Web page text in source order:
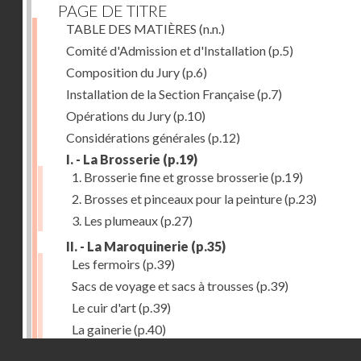
PAGE DE TITRE
TABLE DES MATIÈRES (n.n.)
Comité d'Admission et d'Installation(p.5)
Composition du Jury(p.6)
Installation de la Section Française(p.7)
Opérations du Jury(p.10)
Considérations générales (p.12)
I. - La Brosserie (p.19)
1. Brosserie fine et grosse brosserie(p.19)
2. Brosses et pinceaux pour la peinture(p.23)
3. Les plumeaux(p.27)
II. - La Maroquinerie (p.35)
Les fermoirs (p.39)
Sacs de voyage et sacs à trousses (p.39)
Le cuir d'art(p.39)
La gainerie(p.40)